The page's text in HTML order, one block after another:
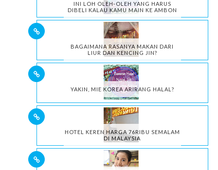
INI LOH OLEH-OLEH YANG HARUS
DIBELI KALAU KAMU MAIN KE AMBON
BAGAIMANA RASANYA MAKAN DARI
LIUR DAN KENCING JIN?
YAKIN, MIE KOREA ARIRANG HALAL?
HOTEL KEREN HARGA 76RIBU SEMALAM
DI MALAYSIA